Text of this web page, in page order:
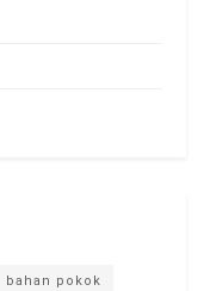
bahan pokok